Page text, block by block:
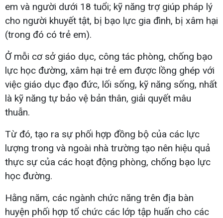
em và người dưới 18 tuổi; kỹ năng trợ giúp pháp lý
cho người khuyết tật, bị bạo lực gia đình, bị xâm hại
(trong đó có trẻ em).
Ở mỗi cơ sở giáo dục, công tác phòng, chống bạo
lực học đường, xâm hại trẻ em được lồng ghép với
việc giáo dục đạo đức, lối sống, kỹ năng sống, nhất
là kỹ năng tự bảo vệ bản thân, giải quyết mâu
thuẫn.
Từ đó, tạo ra sự phối hợp đồng bộ của các lực
lượng trong và ngoài nhà trường tạo nên hiệu quả
thực sự của các hoạt động phòng, chống bạo lực
học đường.
Hằng năm, các ngành chức năng trên địa bàn
huyện phối hợp tổ chức các lớp tập huấn cho các